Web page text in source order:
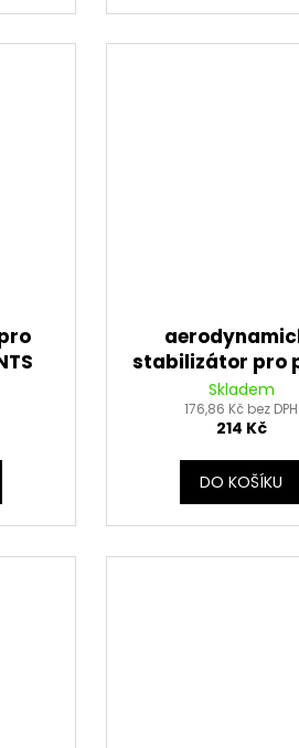
stabilizátor pro
Hurricane,
Skladem
176,86 Kč bez DPH
214 Kč
DO KOŠÍKU